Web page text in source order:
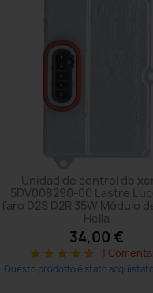
Unidad de control de
5DV008290-00 Lastre
faro D2S D2R 35W Módulo
Hella
34,00 €
star star star star star 1
Questo prodotto è stato